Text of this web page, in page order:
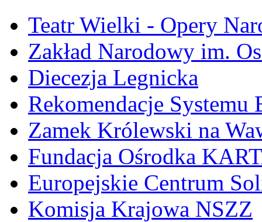
Teatr Wielki - Opery
Zakład Narodowy im.
Diecezja Legnicka
Rekomendacje Systemu
Zamek Królewski na
Fundacja Ośrodka
Europejskie Centrum
Komisja Krajowa NSZZ